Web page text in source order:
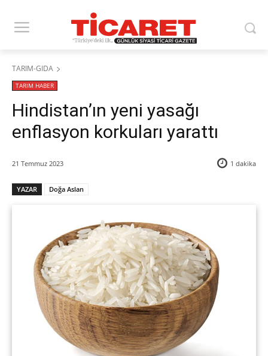
TARIM-GIDA
TARIM HABER
Hindistan’ın yeni yasağı
enflasyon korkuları yarattı
21 Temmuz 2023 1 dakika
YAZAR Doğa Aslan